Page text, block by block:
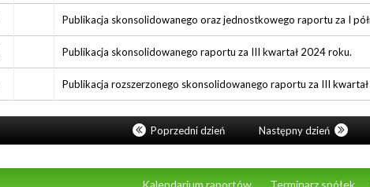
Publikacja skonsolidowanego oraz jednostkowego raportu za I
Publikacja skonsolidowanego raportu za III kwartał 2024 roku.
Publikacja rozszerzonego skonsolidowanego raportu za III
Poprzedni dzień Następny dzień
Kalendarium raportów Terminarz spółek